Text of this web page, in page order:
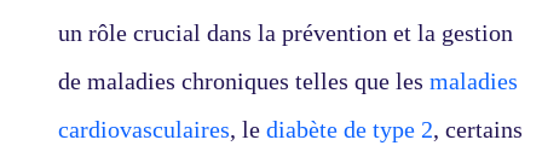
un rôle crucial dans la prévention et la gestion
de maladies chroniques telles que les maladies
cardiovasculaires, le diabète de type 2, certains